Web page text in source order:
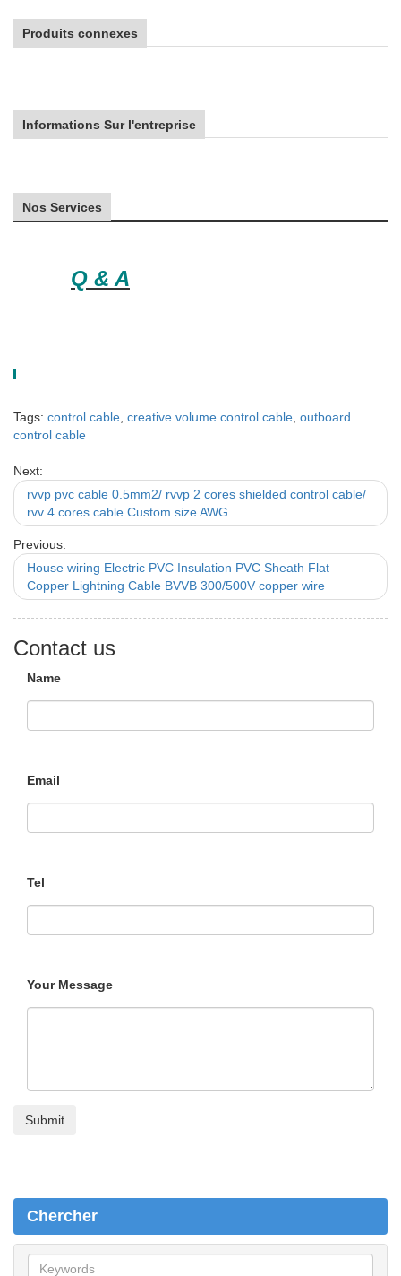
Produits connexes
Informations Sur l'entreprise
Nos Services
Q & A
Tags: control cable creative volume control cable outboard
control cable
Next:
rvvp pvc cable 0.5mm2/ rvvp 2 cores shielded control cable/
rvv 4 cores cable Custom size AWG
Previous:
House wiring Electric PVC Insulation PVC Sheath Flat
Copper Lightning Cable BVVB 300/500V copper wire
Contact us
Name
Email
Tel
Your Message
Chercher